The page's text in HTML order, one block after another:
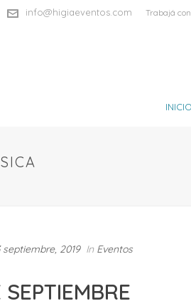
info@higiaeventos.com Trabajá
INICIO
septiembre, 2019 In Eventos